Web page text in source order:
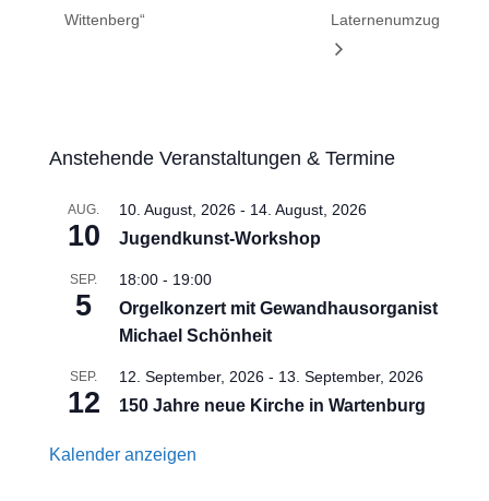
Wittenberg“
Laternenumzug
Anstehende Veranstaltungen & Termine
AUG.
10
10. August, 2026- 14. August, 2026
Jugendkunst-Workshop
SEP.
5
18:00- 19:00
Orgelkonzert mit Gewandhausorganist
Michael Schönheit
SEP.
12
12. September, 2026- 13. September, 2026
150 Jahre neue Kirche in Wartenburg
Kalender anzeigen